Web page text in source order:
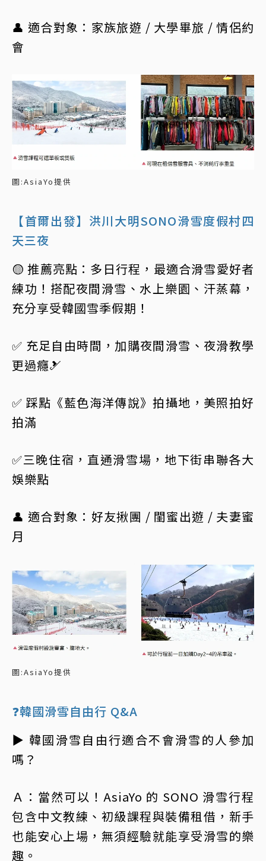
👤 適合對象：家族旅遊 / 大學畢旅 / 情侶約
會
圖:AsiaYo提供
【首爾出發】洪川大明SONO滑雪度假村四
天三夜
🟡 推薦亮點：多日行程，最適合滑雪愛好者
練功！搭配夜間滑雪、水上樂園、汗蒸幕，
充分享受韓國雪季假期！
✅ 充足自由時間，加購夜間滑雪、夜滑教學
更過癮🎿
✅ 踩點《藍色海洋傳說》拍攝地，美照拍好
拍滿
✅三晚住宿，直通滑雪場，地下街串聯各大
娛樂點
👤 適合對象：好友揪團 / 閨蜜出遊 / 夫妻蜜
月
圖:AsiaYo提供
❓韓國滑雪自由行 Q&A
▶ 韓國滑雪自由行適合不會滑雪的人參加
嗎？
Ａ：當然可以！AsiaYo 的 SONO 滑雪行程
包含中文教練、初級課程與裝備租借，新手
也能安心上場，無須經驗就能享受滑雪的樂
趣。